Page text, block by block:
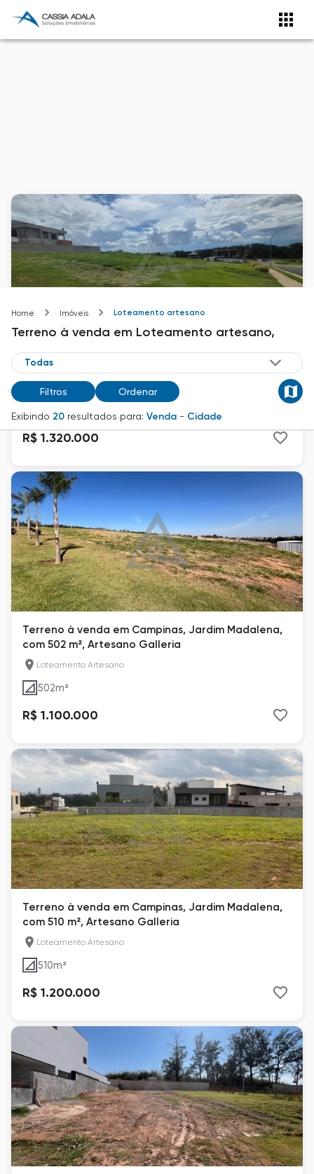
Home Imóveis Loteamento artesano
Terreno à venda em Loteamento artesano,
Filtros Ordenar
Exibindo 20 resultados para: Venda - Cidade
Terreno à venda em Campinas, Jardim Madalena,
com 621 m², Artesano Galleria
Loteamento Artesano
621 m²
R$ 1.320.000
Terreno à venda em Campinas, Jardim Madalena,
com 502 m², Artesano Galleria
Loteamento Artesano
502m²
R$ 1.100.000
Terreno à venda em Campinas, Jardim Madalena,
com 510 m², Artesano Galleria
Loteamento Artesano
510m²
R$ 1.200.000